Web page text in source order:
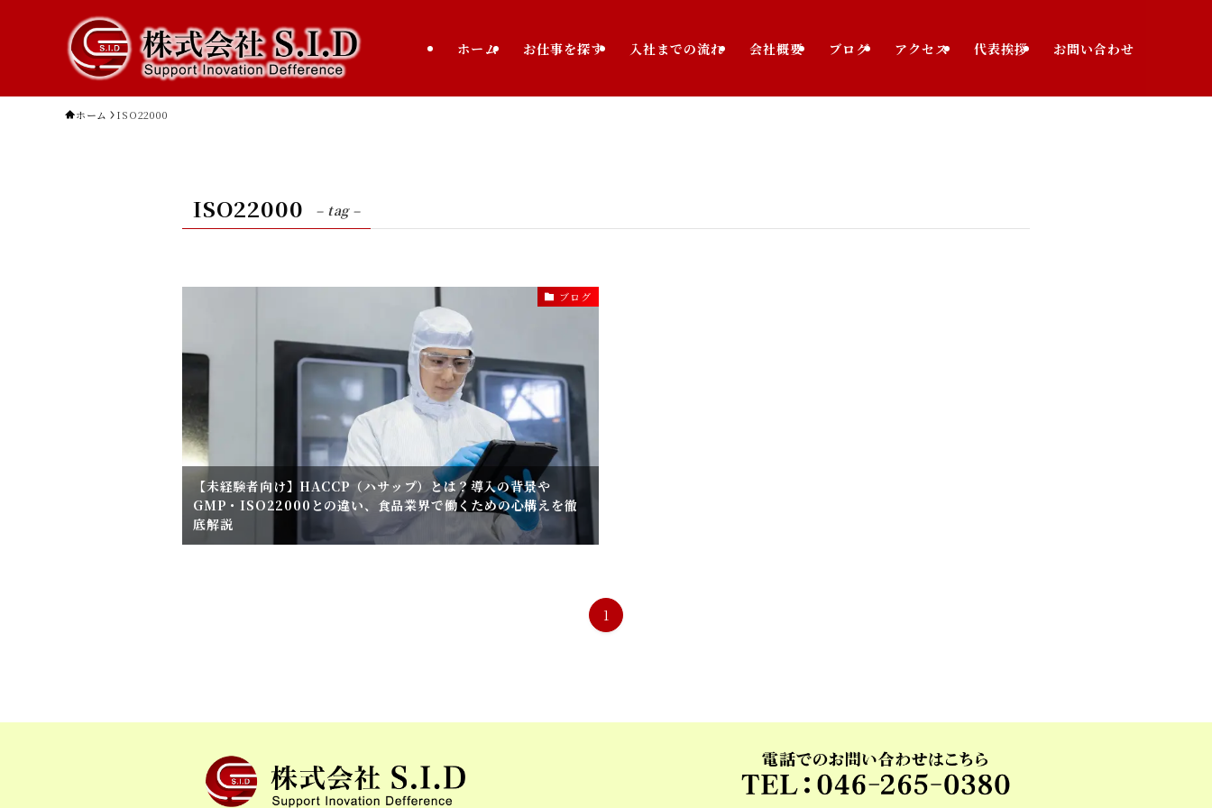
ホーム お仕事を探す 入社までの流れ 会社概要 ブログ アクセス 代表挨拶 お問い合わせ
ホーム ISO22000
ISO22000 – tag –
ブログ
【未経験者向け】HACCP（ハサップ）とは？導入の背景や
GMP・ISO22000との違い、食品業界で働くための心構えを徹
底解説
1